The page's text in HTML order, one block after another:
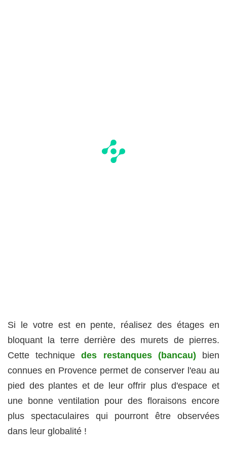
Si le votre est en pente, réalisez des étages en
bloquant la terre derrière des murets de pierres.
Cette techniquedes restanques(bancau) bien
connues en Provence permet de conserver l'eau au
pied des plantes et de leur offrir plus d'espace et
une bonne ventilation pour des floraisons encore
plus spectaculaires qui pourront être observées
dans leur globalité !